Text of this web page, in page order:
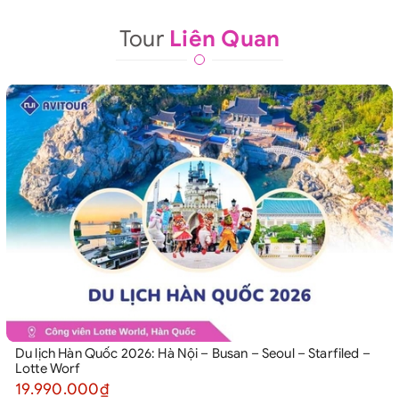
Tour Liên Quan
Du lịch Hàn Quốc 2026: Hà Nội – Busan – Seoul – Starfiled –
Lotte Worf
19.990.000₫